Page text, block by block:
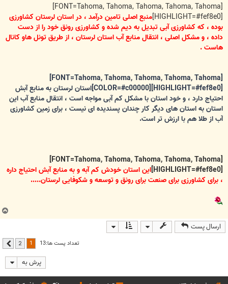
[FONT=Tahoma, Tahoma, Tahoma, Tahoma, Tahoma]
منبع اصلی تامین درآمد ، در استان لرستان کشاورزی
بوده ، که کشاورزی آبی تبدیل به دیم شده و کشاورزی رونق خود را از دست
داده ، و مشکل اصلی ، انتقال منابع آب استان لرستان ، از طریق تونل هاو کانال
هاست .
[FONT=Tahoma, Tahoma, Tahoma, Tahoma, Tahoma]
[HIGHLIGHT=#fef8e0][COLOR=#c00000]استان لرستان به منابع آبش
احتیاج دارد ، و خود استان با مشکل کم آبی مواجه است ، انتقال منابع آب این
استان به استان های دیگر کار چندان پسندیده ای نیست ، برای زمین کشاورزی
آب از طلا هم با ارزش تر است.
[FONT=Tahoma, Tahoma, Tahoma, Tahoma, Tahoma]
این استان خودش کم آبه و به منابع آبش احتیاج داره
، برای کشاورزی برای صنعت برای رونق و توسعه و شکوفایی لرستان.....
ب
ا
ارسال پست
تعداد پست ها:13 2 بعدی
پرش به